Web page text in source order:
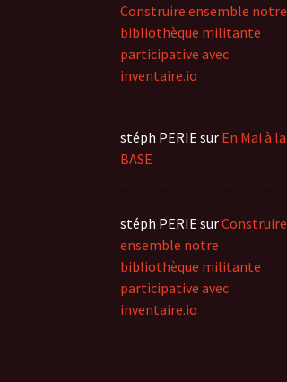
Construire ensemble notre
bibliothèque militante
participative avec
inventaire.io
stéph PERIE sur En Mai à la
BASE
stéph PERIE surConstruire
ensemble notre
bibliothèque militante
participative avec
inventaire.io